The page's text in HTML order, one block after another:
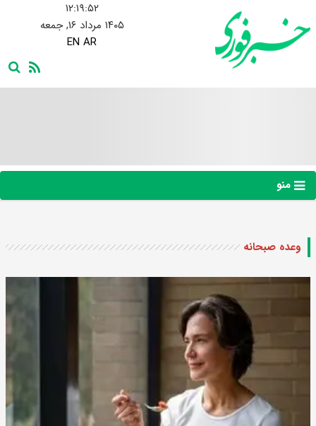
۱۲:۱۹:۵۳
۱۴۰۵ مرداد ۱۶, جمعه
EN AR
منو
وعده صبحانه